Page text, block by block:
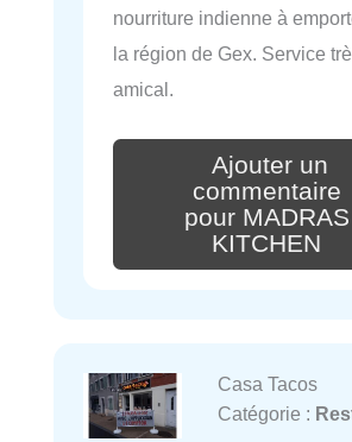
nourriture indienne à
la région de Gex. Service
amical.
Ajouter un
commentaire
pour MADRAS
KITCHEN
Casa Tacos
Catégorie :